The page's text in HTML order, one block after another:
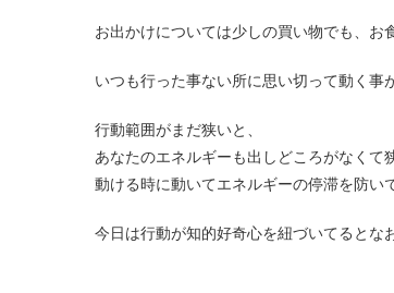
お出かけについては少しの買い物でも、お
いつも行った事ない所に思い切って動く事
行動範囲がまだ狭いと、
あなたのエネルギーも出しどころがなくて
動ける時に動いてエネルギーの停滞を防い
今日は行動が知的好奇心を紐づいてるとな